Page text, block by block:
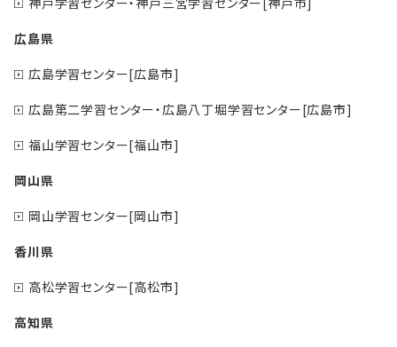
広島県
広島学習センター[広島市]
広島第二学習センター・広島八丁堀学習センター[広島市]
福山学習センター[福山市]
岡山県
岡山学習センター[岡山市]
香川県
高松学習センター[高松市]
高知県